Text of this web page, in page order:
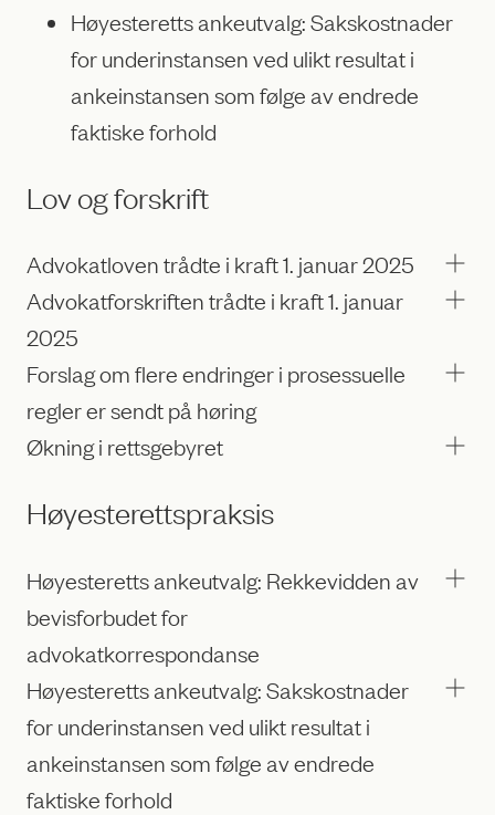
Høyesteretts ankeutvalg: Sakskostnader
for underinstansen ved ulikt resultat i
ankeinstansen som følge av endrede
faktiske forhold
Lov og forskrift
Advokatloven trådte i kraft 1. januar 2025
Advokatforskriften trådte i kraft 1. januar
2025
Forslag om flere endringer i prosessuelle
regler er sendt på høring
Økning i rettsgebyret
Høyesterettspraksis
Høyesteretts ankeutvalg: Rekkevidden av
bevisforbudet for
advokatkorrespondanse
Høyesteretts ankeutvalg: Sakskostnader
for underinstansen ved ulikt resultat i
ankeinstansen som følge av endrede
faktiske forhold